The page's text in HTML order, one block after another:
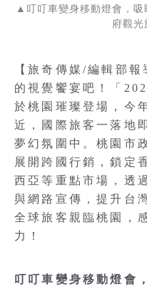
▲叮叮車變身移動燈會，
府觀光
【旅奇傳媒/編輯部
的視覺饗宴吧！「
於桃園璀璨登場，今
近，國際旅客一落地
夢幻氛圍中。桃園市
展開跨國行銷，鎖定
西亞等重點市場，透
與網路宣傳，提升台
全球旅客親臨桃園，
力！
叮叮車變身移動燈會